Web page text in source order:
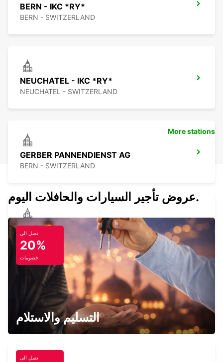
BERN - IKC *RY*
BERN - SWITZERLAND
NEUCHATEL - IKC *RY*
NEUCHATEL - SWITZERLAND
GERBER PANNENDIENST AG
BERN - SWITZERLAND
BERN WANKDORFFELD - IKC *RY*
BERN - SWITZERLAND
THUN - IKC *RY*
THUN - SWITZERLAND
More stations
عروض تأجير السيارات والحافلات اليوم.
تصل الى
20%
خصومات
التسليم والاستلام
تصل الى